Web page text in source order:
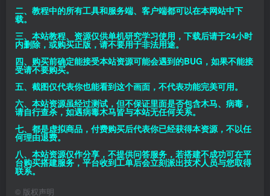
二、教程中的所有工具和服务端、客户端都可以在本网站中下
载。
三、本站教程、资源仅供单机研究学习使用，下载后请于24小时
内删除，或购买正版，请不要用于非法用途。
四、购买前确定能接受本站资源可能会遇到的BUG，如果不能接
受请不要购买。
五、截图仅代表你也能看到这个画面，不代表功能完美可用。
六、本站资源虽经过测试，但不保证里面是否包含木马、病毒，
请自行查杀，如遇病毒木马皆与本站无任何关系。
七、都是虚拟商品，付费购买后代表你已经获得本资源，不以任
何理由退费。
八、本站资源仅作分享，不提供问答服务，若搭建不成功可在平
台购买搭建服务，平台收到工单后会立刻派出技术人员与您取得
联系。
© 版权声明